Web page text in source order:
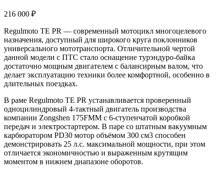
216 000 ₽
Regulmoto TE PR — современный мотоцикл многоцелевого
назначения, доступный для широкого круга поклонников
универсального мототранспорта. Отличительной чертой
данной модели с ПТС стало оснащение турэндуро-байка
достаточно мощным двигателем с балансирным валом, что
делает эксплуатацию техники более комфортной, особенно в
длительных поездках.
В раме Regulmoto TE PR устанавливается проверенный
одноцилиндровый 4-тактный двигатель производства
компании Zongshen 175FMM c 6-ступенчатой коробкой
передач и электростартером. В паре со штатным вакуумным
карбюратором PD30 мотор объёмом 300 см3 способен
демонстрировать 25 л.с. максимальной мощности, при этом
отличается экономичностью и выраженным крутящим
моментом в нижнем диапазоне оборотов.